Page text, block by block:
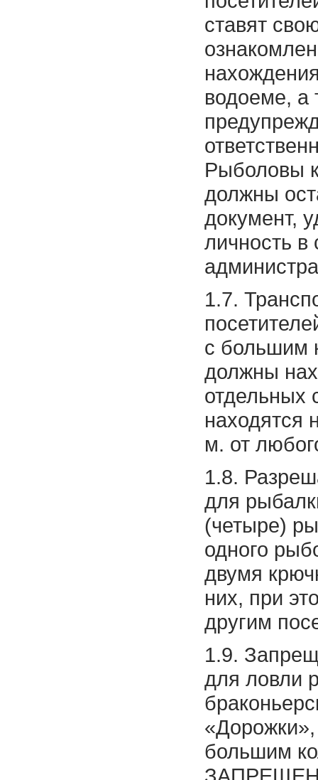
ставят
водоеме, а
Рыболовы
должны
документ,
личность
1.7.
с большим
должны
отдельных
находятся
м. от
1.8.
для
(четыре)
одного
двумя
них, при
другим
1.9.
для ловли
большим